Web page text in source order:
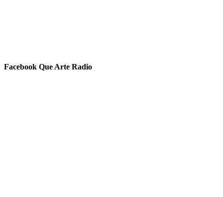
Facebook Que Arte Radio